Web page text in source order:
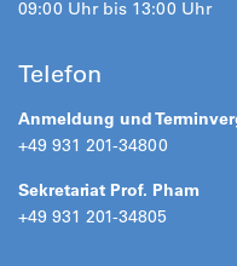
09:00 Uhr bis 13:00 Uhr
Telefon
Anmeldung und
+49 931 201-34800
Sekretariat Prof. Pham
+49 931 201-34805